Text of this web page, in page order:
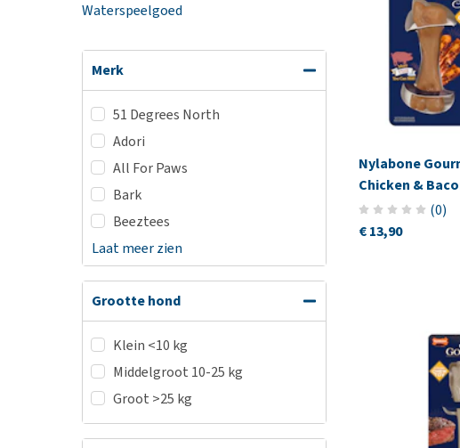
Waterspeelgoed
Merk
51 Degrees North
Adori
All For Paws
Bark
Beeztees
Laat meer zien
Grootte hond
Klein <10 kg
Middelgroot 10-25 kg
Groot >25 kg
Nylabone
Chicken &
(0)
€ 13,90